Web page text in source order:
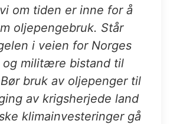
om tiden er inne for å
oljepengebruk. Står
i veien for Norges
militære bistand til
bruk av oljepenger til
av krigsherjede land
klimainvesteringer gå